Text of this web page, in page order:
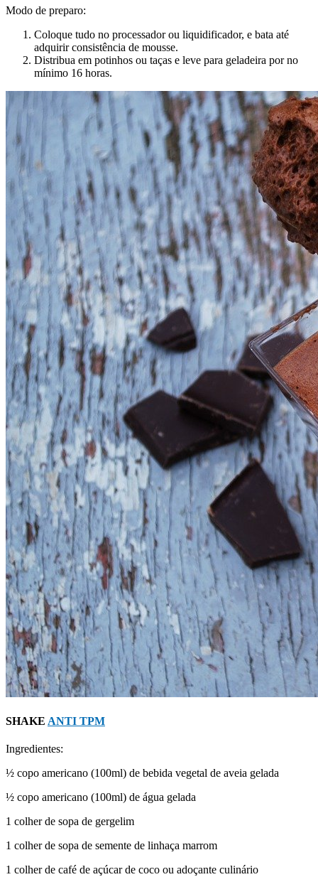
Modo de preparo:
Coloque tudo no processador ou liquidificador, e bata até
adquirir consistência de mousse.
Distribua em potinhos ou taças e leve para geladeira por no
mínimo 16 horas.
SHAKE ANTI TPM
Ingredientes:
½ copo americano (100ml) de bebida vegetal de aveia gelada
½ copo americano (100ml) de água gelada
1 colher de sopa de gergelim
1 colher de sopa de semente de linhaça marrom
1 colher de café de açúcar de coco ou adoçante culinário